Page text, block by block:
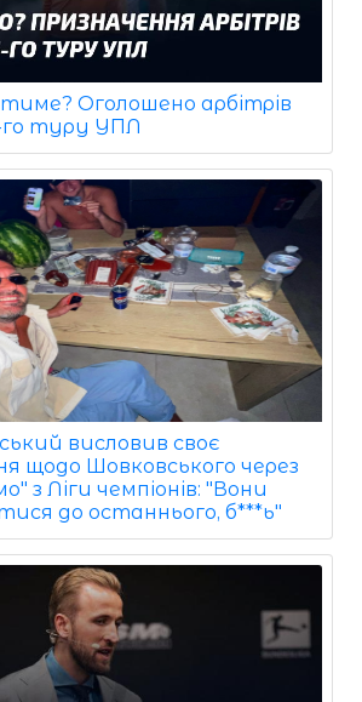
Оголошено арбітрів
го туру УПЛ
висловив своє
щодо Шовковського через
з Ліги чемпіонів: "Вони
до останнього, б***ь"